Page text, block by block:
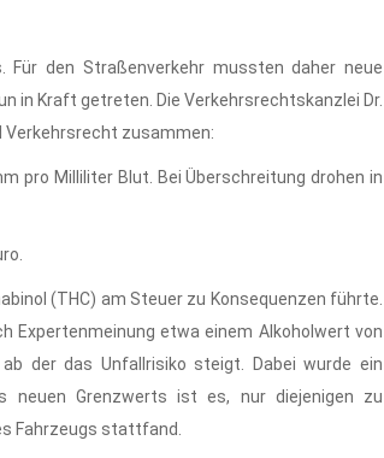
Für den Straßenverkehr mussten daher neue
in Kraft getreten. Die Verkehrsrechtskanzlei Dr.
Verkehrsrecht zusammen:
pro Milliliter Blut. Bei Überschreitung drohen in
(THC) am Steuer zu Konsequenzen führte.
Expertenmeinung etwa einem Alkoholwert von
der das Unfallrisiko steigt. Dabei wurde ein
neuen Grenzwerts ist es, nur diejenigen zu
Fahrzeugs stattfand.